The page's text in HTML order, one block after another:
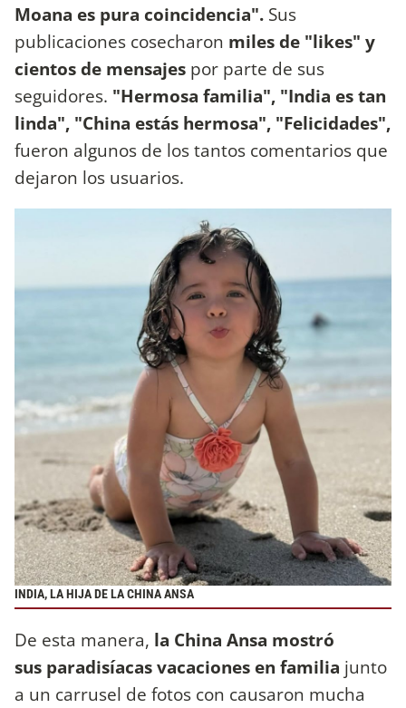
Moana es pura coincidencia". Sus
publicaciones cosecharon miles de "likes" y
cientos de mensajes por parte de sus
seguidores. "Hermosa familia", "India es tan
linda", "China estás hermosa", "Felicidades",
fueron algunos de los tantos comentarios que
dejaron los usuarios.
INDIA, LA HIJA DE LA CHINA ANSA
De esta manera, la China Ansa mostró
sus paradisíacas vacaciones en familia junto
a un carrusel de fotos con causaron mucha